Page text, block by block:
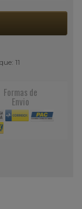
11
Formas de
Envio